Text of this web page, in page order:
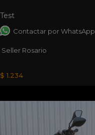
Test
Contactar por WhatsApp
Seller Rosario
$ 1.234